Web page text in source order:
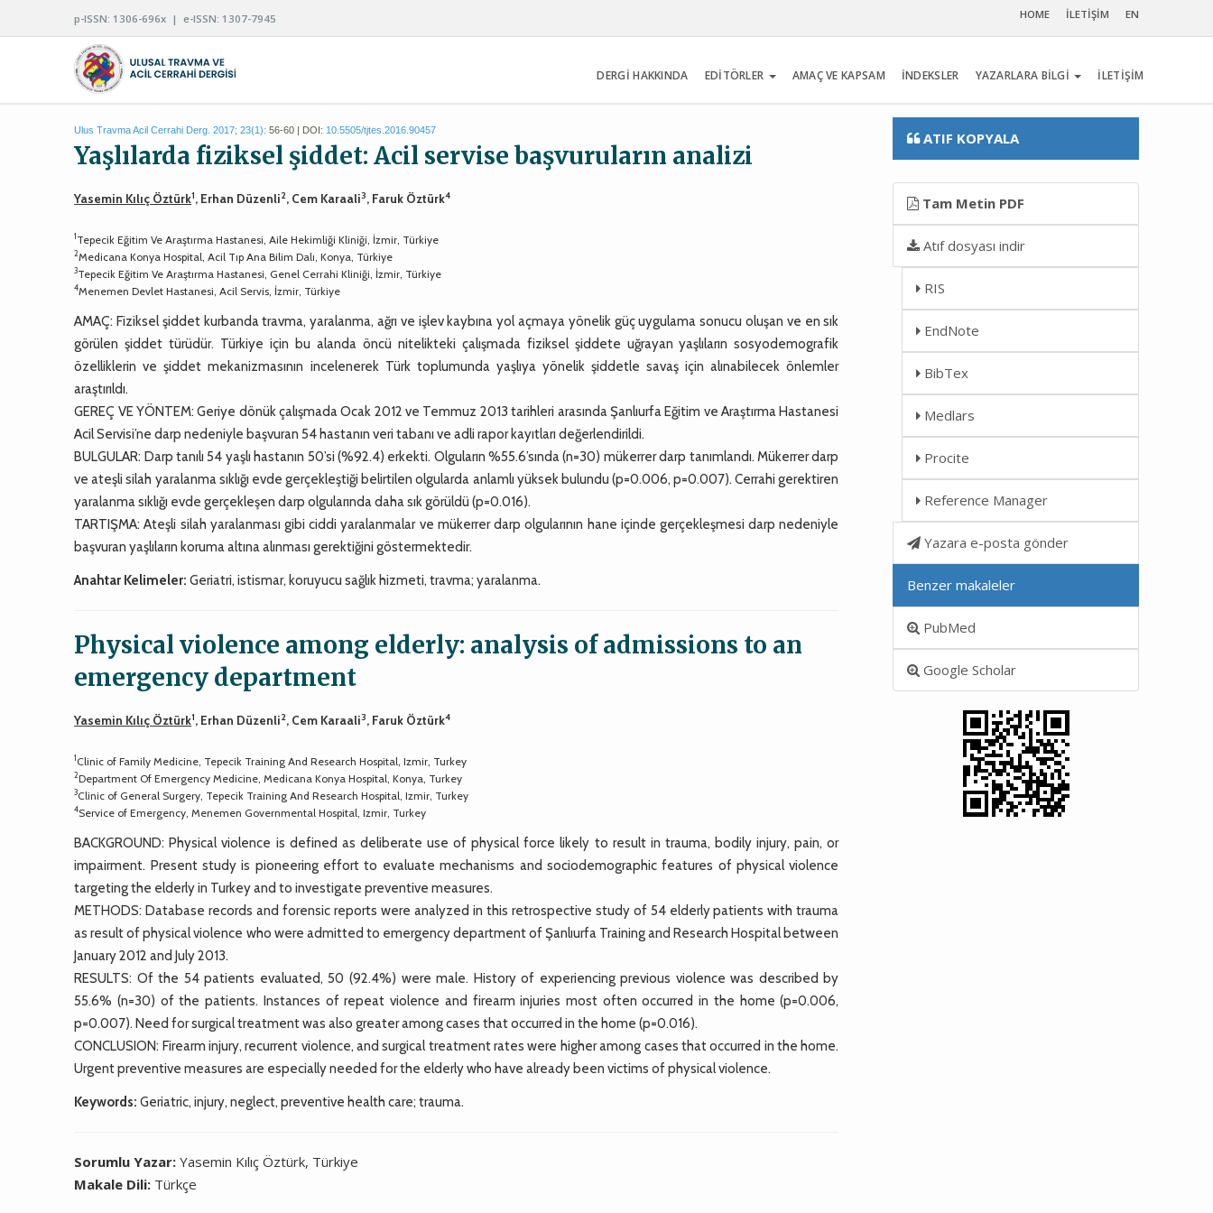
p-ISSN: 1306-696x | e-ISSN: 1307-7945 HOME İLETİŞİM EN
DERGİ HAKKINDA EDİTÖRLER AMAÇ VE KAPSAM İNDEKSLER YAZARLARA BİLGİ İLETİŞİM
Ulus Travma Acil Cerrahi Derg. 2017; 23(1): 56-60 | DOI: 10.5505/tjtes.2016.90457
Yaşlılarda fiziksel şiddet: Acil servise başvuruların analizi
Yasemin Kılıç Öztürk1, Erhan Düzenli2, Cem Karaali3, Faruk Öztürk4
1Tepecik Eğitim Ve Araştırma Hastanesi, Aile Hekimliği Kliniği, İzmir, Türkiye
2Medicana Konya Hospital, Acil Tıp Ana Bilim Dalı, Konya, Türkiye
3Tepecik Eğitim Ve Araştırma Hastanesi, Genel Cerrahi Kliniği, İzmir, Türkiye
4Menemen Devlet Hastanesi, Acil Servis, İzmir, Türkiye
AMAÇ: Fiziksel şiddet kurbanda travma, yaralanma, ağrı ve işlev kaybına yol açmaya yönelik güç uygulama sonucu oluşan ve en sık
görülen şiddet türüdür. Türkiye için bu alanda öncü nitelikteki çalışmada fiziksel şiddete uğrayan yaşlıların sosyodemografik
özelliklerin ve şiddet mekanizmasının incelenerek Türk toplumunda yaşlıya yönelik şiddetle savaş için alınabilecek önlemler
araştırıldı.
GEREÇ VE YÖNTEM: Geriye dönük çalışmada Ocak 2012 ve Temmuz 2013 tarihleri arasında Şanlıurfa Eğitim ve Araştırma Hastanesi
Acil Servisi’ne darp nedeniyle başvuran 54 hastanın veri tabanı ve adli rapor kayıtları değerlendirildi.
BULGULAR: Darp tanılı 54 yaşlı hastanın 50’si (%92.4) erkekti. Olguların %55.6’sında (n=30) mükerrer darp tanımlandı. Mükerrer darp
ve ateşli silah yaralanma sıklığı evde gerçekleştiği belirtilen olgularda anlamlı yüksek bulundu (p=0.006, p=0.007). Cerrahi gerektiren
yaralanma sıklığı evde gerçekleşen darp olgularında daha sık görüldü (p=0.016).
TARTIŞMA: Ateşli silah yaralanması gibi ciddi yaralanmalar ve mükerrer darp olgularının hane içinde gerçekleşmesi darp nedeniyle
başvuran yaşlıların koruma altına alınması gerektiğini göstermektedir.
Anahtar Kelimeler: Geriatri, istismar, koruyucu sağlık hizmeti, travma; yaralanma.
Physical violence among elderly: analysis of admissions to an
emergency department
Yasemin Kılıç Öztürk1, Erhan Düzenli2, Cem Karaali3, Faruk Öztürk4
1Clinic of Family Medicine, Tepecik Training And Research Hospital, Izmir, Turkey
2Department Of Emergency Medicine, Medicana Konya Hospital, Konya, Turkey
3Clinic of General Surgery, Tepecik Training And Research Hospital, Izmir, Turkey
4Service of Emergency, Menemen Governmental Hospital, Izmir, Turkey
BACKGROUND: Physical violence is defined as deliberate use of physical force likely to result in trauma, bodily injury, pain, or
impairment. Present study is pioneering effort to evaluate mechanisms and sociodemographic features of physical violence
targeting the elderly in Turkey and to investigate preventive measures.
METHODS: Database records and forensic reports were analyzed in this retrospective study of 54 elderly patients with trauma
as result of physical violence who were admitted to emergency department of Şanlıurfa Training and Research Hospital between
January 2012 and July 2013.
RESULTS: Of the 54 patients evaluated, 50 (92.4%) were male. History of experiencing previous violence was described by
55.6% (n=30) of the patients. Instances of repeat violence and firearm injuries most often occurred in the home (p=0.006,
p=0.007). Need for surgical treatment was also greater among cases that occurred in the home (p=0.016).
CONCLUSION: Firearm injury, recurrent violence, and surgical treatment rates were higher among cases that occurred in the home.
Urgent preventive measures are especially needed for the elderly who have already been victims of physical violence.
Keywords: Geriatric, injury, neglect, preventive health care; trauma.
Sorumlu Yazar:Yasemin Kılıç Öztürk, Türkiye
Makale Dili: Türkçe
ATIF KOPYALA
Tam Metin PDF
Atıf dosyası indir
RIS
EndNote
BibTex
Medlars
Procite
Reference Manager
Yazara e-posta gönder
Benzer makaleler
PubMed
Google Scholar